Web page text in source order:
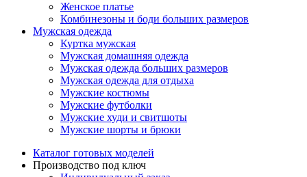
Женское платье
Комбинезоны и боди больших размеров
Мужская одежда
Куртка мужская
Мужская домашняя одежда
Мужская одежда больших размеров
Мужская одежда для отдыха
Мужские костюмы
Мужские футболки
Мужские худи и свитшоты
Мужские шорты и брюки
Каталог готовых моделей
Производство под ключ